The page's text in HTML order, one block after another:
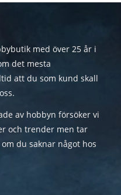
med över 25 år i
det mesta
att du som kund skall
av hobbyn försöker vi
och trender men tar
du saknar något hos